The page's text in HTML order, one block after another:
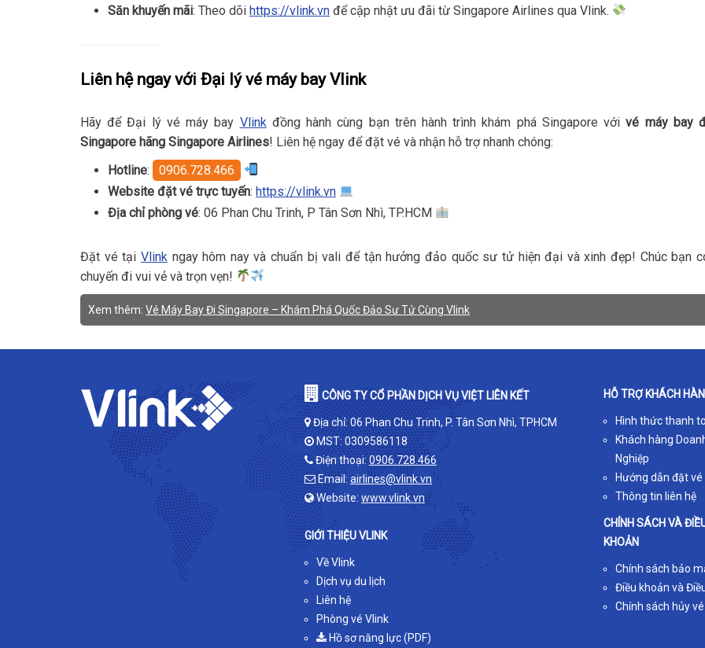
Săn khuyến mãi: Theo dõi https://vlink.vn để cập nhật ưu đãi từ Singapore Airlines qua Vlink.
Liên hệ ngay với Đại lý vé máy bay Vlink
Hãy để Đại lý vé máy bay Vlink đồng hành cùng bạn trên hành trình khám phá Singapore vớivé máy bay
Singapore hãng Singapore Airlines! Liên hệ ngay để đặt vé và nhận hỗ trợ nhanh chóng:
Hotline:
0906.728.466
Website đặt vé trực tuyến: https://vlink.vn
Địa chỉ phòng vé: 06 Phan Chu Trinh, P Tân Sơn Nhì, TP.HCM
Đặt vé tại Vlink ngay hôm nay và chuẩn bị vali để tận hưởng đảo quốc sư tử hiện đại và xinh đẹp! Chúc bạn
chuyến đi vui vẻ và trọn vẹn!
Xem thêm: Vé Máy Bay Đi Singapore – Khám Phá Quốc Đảo Sư Tử Cùng Vlink
CÔNG TY CỔ PHẦN DỊCH VỤ VIỆT LIÊN KẾT
Địa chỉ: 06 Phan Chu Trinh, P. Tân Sơn Nhì, TPHCM
MST: 0309586118
Điện thoại: 0906.728.466
Email: airlines@vlink.vn
Website: www.vlink.vn
GIỚI THIỆU VLINK
Về Vlink
Dịch vụ du lịch
Liên hệ
Phòng vé Vlink
Hồ sơ năng lực (PDF)
HỖ TRỢ KHÁCH
Hình thức thanh
Khách hàng
Nghiệp
Hướng dẫn đặt vé
Thông tin liên hệ
CHÍNH SÁCH VÀ
KHOẢN
Chính sách bảo
Điều khoản và
Chính sách hủy vé